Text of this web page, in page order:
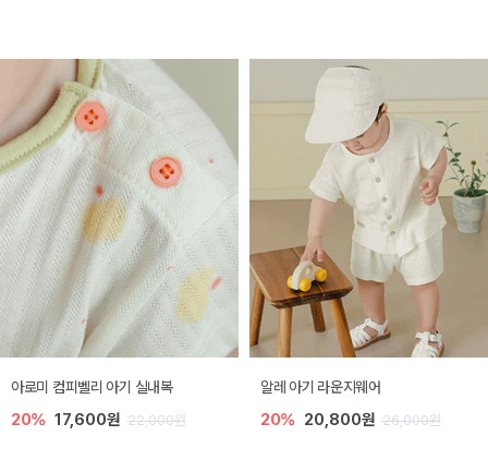
아로미 컴피벨리 아기 실내복
20% 17,600원 22,000원
알레 아기 라운지웨어
20% 20,800원 26,000원